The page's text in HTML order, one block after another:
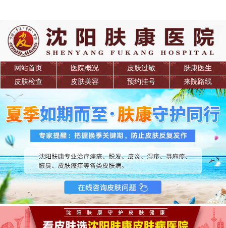
网站首页 医院概况 皮肤过敏
肤康医生
皮肤检查
皮肤美容 预约挂号 来院路线